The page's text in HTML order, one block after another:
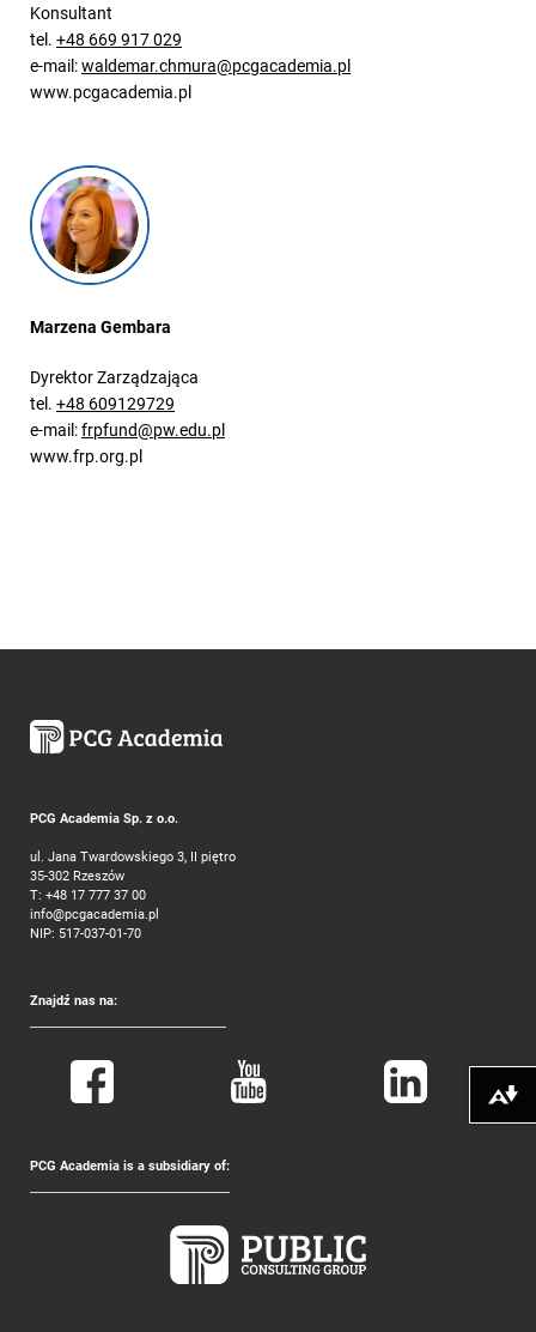
Konsultant
tel. +48 669 917 029
e-mail:waldemar.chmura@pcgacademia.pl
www.pcgacademia.pl
Marzena Gembara
Dyrektor Zarządzająca
tel. +48 609129729
e-mail:frpfund@pw.edu.pl
www.frp.org.pl
PCG Academia Sp. z o.o.
ul. Jana Twardowskiego 3, II piętro
35-302 Rzeszów
T: +48 17 777 37 00
info@pcgacademia.pl
NIP: 517-037-01-70
Znajdź nas na:
PCG Academia is a subsidiary of:
Pobierz